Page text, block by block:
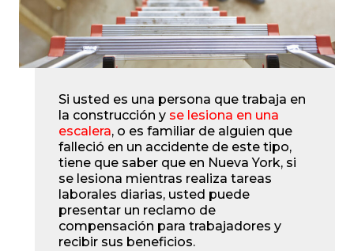
Si usted es una persona que trabaja en
la construcción y se lesiona en una
escalera, o es familiar de alguien que
falleció en un accidente de este tipo,
tiene que saber que en Nueva York, si
se lesiona mientras realiza tareas
laborales diarias, usted puede
presentar un reclamo de
compensación para trabajadores y
recibir sus beneficios.